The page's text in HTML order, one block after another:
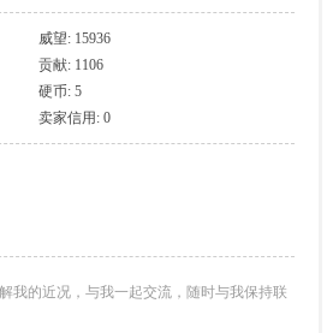
威望: 15936
贡献: 1106
硬币: 5
卖家信用: 0
我的近况，与我一起交流，随时与我保持联